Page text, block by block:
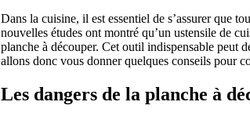
Dans la cuisine, il est essentiel de s’assurer que
nouvelles études ont montré qu’un ustensile de
planche à découper. Cet outil indispensable peut
allons donc vous donner quelques conseils pour
Les dangers de la planche à